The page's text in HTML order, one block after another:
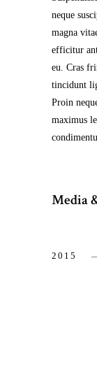
neque
magna
efficitur
eu. Cras
tincidunt
Proin
maximus
Media
2015